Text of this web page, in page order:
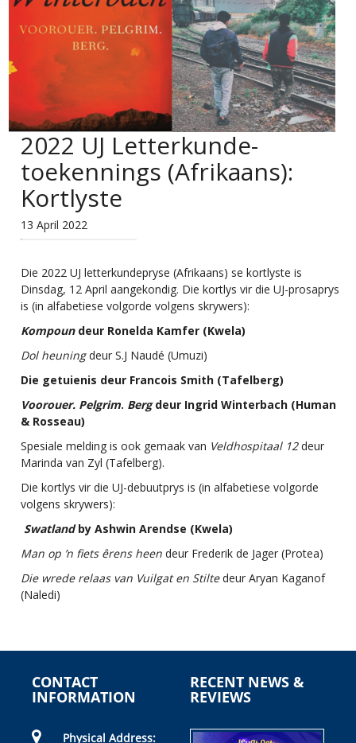
2022 UJ Letterkunde-
toekennings (Afrikaans):
Kortlyste
13 April 2022
Die 2022 UJ letterkundepryse (Afrikaans) se kortlyste is
Dinsdag, 12 April aangekondig. Die kortlys vir die UJ-prosaprys
is (in alfabetiese volgorde volgens skrywers):
Kompoundeur Ronelda Kamfer (Kwela)
Dol heuningdeur S.J Naudé (Umuzi)
Die getuienis deur Francois Smith (Tafelberg)
Voorouer. Pelgrim. Bergdeur Ingrid Winterbach (Human
& Rosseau)
Spesiale melding is ook gemaak van Veldhospitaal 12deur
Marinda van Zyl (Tafelberg).
Die kortlys vir die UJ-debuutprys is (in alfabetiese volgorde
volgens skrywers):
Swatlandby Ashwin Arendse (Kwela)
Man op ’n fiets êrens heen deur Frederik de Jager (Protea)
Die wrede relaas van Vuilgat en Stiltedeur Aryan Kaganof
(Naledi)
CONTACT
INFORMATION
Physical Address:
RECENT NEWS &
REVIEWS